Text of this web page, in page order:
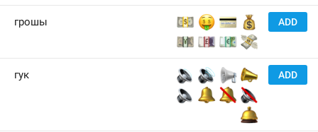
ADD
💵
🤑
💳
💰
💴
💷
💶
💸
грошы
ADD
🔉
🔊
📢
📣
🔈
🔔
🔕
🔇
🛎
гук